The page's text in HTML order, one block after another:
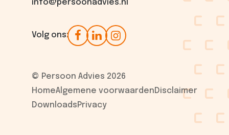
info@persoonadvies.nl
Volg ons:
© Persoon Advies 2026
HomeAlgemene voorwaardenDisclaimer
DownloadsPrivacy